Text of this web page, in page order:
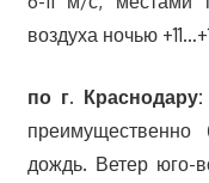
воздуха ночью
по г. Краснодару:
дождь. Ветер юго-